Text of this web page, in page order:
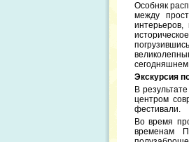
Особняк
между
Экскурсия
В
центром
фестивали.
Во время
временам